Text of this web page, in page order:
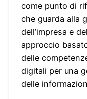
come punto di
che guarda alla
dell’impresa e
approccio
delle
digitali per una
delle